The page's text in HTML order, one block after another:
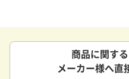
商品に関す
メーカー様へ直